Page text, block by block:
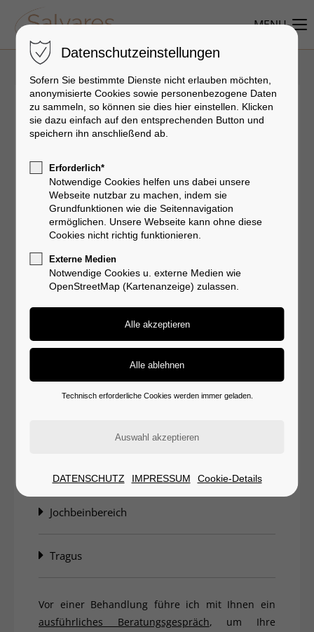
MENU
10-Punkte-Lifting
Faltenunterspritzung bietet das 10 Punkte -Lifting
für Gesicht und Hals.
Mit dieser Technik werden sogenannte BAP= Bio-
Ästhetische Punkte im Gesicht und Hals mit
kleinen Mengen unvernetzter und quervernetzter
Hyaluronsäure aufgefüllt.
Die Ergebnisse überzeugen!
Die zehn Punkte, die üblicherweise beim 10-
Jochbeinbereich
Tragus
Vor einer Behandlung führe ich mit Ihnen ein
ausführliches Beratungsgespräch, um Ihre
Datenschutzeinstellungen
Sofern Sie bestimmte Dienste nicht erlauben möchten,
anonymisierte Cookies sowie personenbezogene Daten
zu sammeln, so können sie dies hier einstellen. Klicken
sie dazu einfach auf den entsprechenden Button und
speichern ihn anschließend ab.
Erforderlich*
Notwendige Cookies helfen uns dabei unsere
Webseite nutzbar zu machen, indem sie
Grundfunktionen wie die Seitennavigation
ermöglichen. Unsere Webseite kann ohne diese
Cookies nicht richtig funktionieren.
Externe Medien
Notwendige Cookies u. externe Medien wie
OpenStreetMap (Kartenanzeige) zulassen.
Technisch erforderliche Cookies werden immer geladen.
DATENSCHUTZ IMPRESSUM Cookie-Details